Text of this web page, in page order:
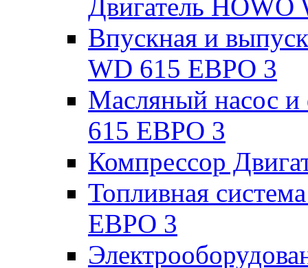
Двигатель
Впускная и
WD 615 ЕВРО 3
Масляный насос и
615 ЕВРО 3
Компрессор
Топливная
ЕВРО 3